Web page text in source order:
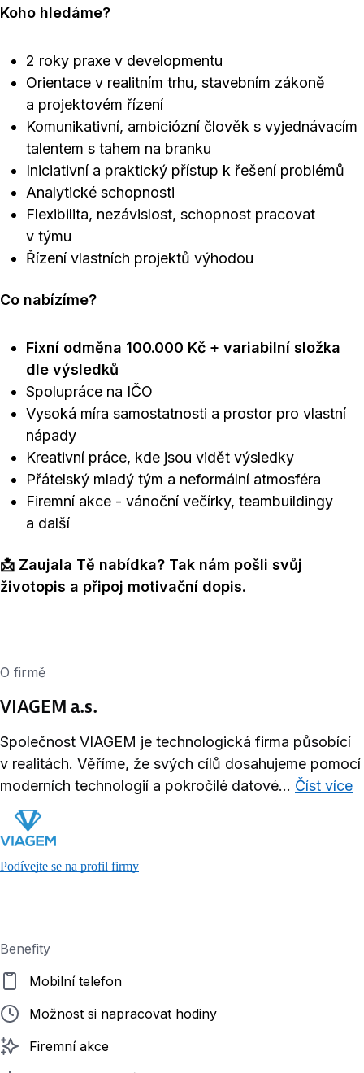
Koho hledáme?
2 roky praxe v developmentu
Orientace v realitním trhu, stavebním zákoně
a projektovém řízení
Komunikativní, ambiciózní člověk s vyjednávacím
talentem s tahem na branku
Iniciativní a praktický přístup k řešení problémů
Analytické schopnosti
Flexibilita, nezávislost, schopnost pracovat
v týmu
Řízení vlastních projektů výhodou
Co nabízíme?
Fixní odměna 100.000 Kč + variabilní složka
dle výsledků
Spolupráce na IČO
Vysoká míra samostatnosti a prostor pro vlastní
nápady
Kreativní práce, kde jsou vidět výsledky
Přátelský mladý tým a neformální atmosféra
Firemní akce - vánoční večírky, teambuildingy
a další
📩 Zaujala Tě nabídka? Tak nám pošli svůj
životopis a připoj motivační dopis.
O firmě
VIAGEM a.s.
Společnost VIAGEM je technologická firma působící
v realitách. Věříme, že svých cílů dosahujeme pomocí
moderních technologií a pokročilé datové... Číst více
Podívejte se na profil firmy
Benefity
Mobilní telefon
Možnost si napracovat hodiny
Firemní akce